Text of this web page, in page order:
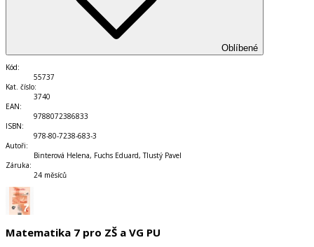
Oblíbené
Kód:
55737
Kat. číslo:
3740
EAN:
9788072386833
ISBN:
978-80-7238-683-3
Autoři:
Binterová Helena, Fuchs Eduard, Tlustý Pavel
Záruka:
24 měsíců
Matematika 7 pro ZŠ a VG PU